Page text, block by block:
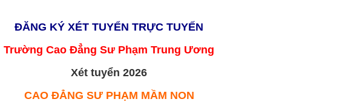
ĐĂNG KÝ XÉT TUYỂN TRỰC TUYẾN
Trường Cao Đẳng Sư Phạm Trung Ương
Xét tuyển 2026
CAO ĐẲNG SƯ PHẠM MẦM NON